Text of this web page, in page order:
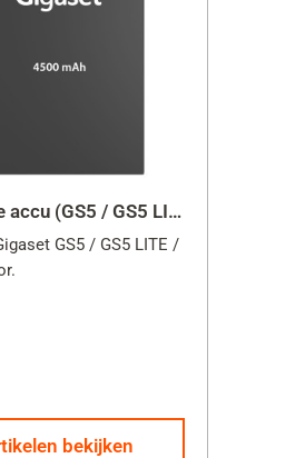
Originele accu (GS5 / GS5 LITE / GS5 Senior)
GS5 / GS5 LITE /
bekijken